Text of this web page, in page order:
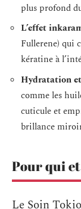
plus profond
L’effet
Fullerene) qui
kératine à
Hydratation
comme les
cuticule et
brillance
Pour qui
Le Soin